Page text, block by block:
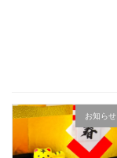
お知らせ